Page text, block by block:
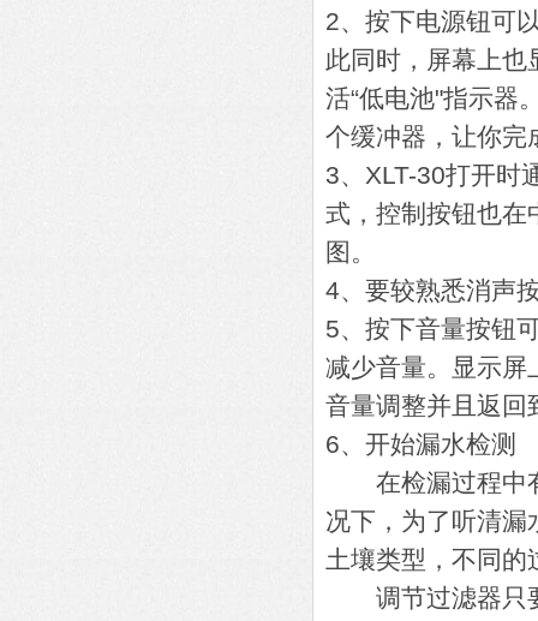
2、按下电源钮可
此同时，屏幕上也
活“低电池"指示器
个缓冲器，让你完
3、XLT-30打开时
式，控制按钮也在
图。
4、要较熟悉消声
5、按下音量按钮
减少音量。显示屏
音量调整并且返回
6、开始漏水检测
在检漏过程中有
况下，为了听清漏
土壤类型，不同的
调节过滤器只要